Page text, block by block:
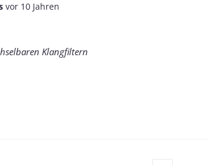
vor 10 Jahren
Klangfiltern